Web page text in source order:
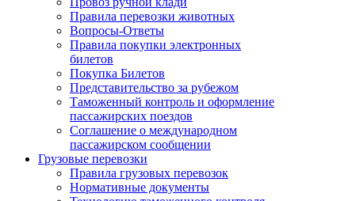
Правила перевозки животных
Вопросы-Ответы
Правила покупки электронных
билетов
Покупка Билетов
Представительство за рубежом
Таможенный контроль и оформление
пассажирских поездов
Соглашение о международном
пассажирском сообщении
Грузовые перевозки
Правила грузовых перевозок
Нормативные документы